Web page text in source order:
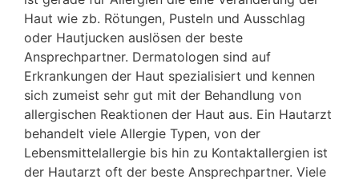
Haut wie zb. Rötungen, Pusteln und Ausschlag
oder Hautjucken auslösen der beste
Ansprechpartner. Dermatologen sind auf
Erkrankungen der Haut spezialisiert und kennen
sich zumeist sehr gut mit der Behandlung von
allergischen Reaktionen der Haut aus. Ein Hautarzt
behandelt viele Allergie Typen, von der
Lebensmittelallergie bis hin zu Kontaktallergien ist
der Hautarzt oft der beste Ansprechpartner. Viele